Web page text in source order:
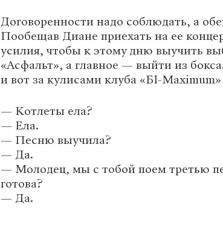
Договоренности надо соблюдать, а
Пообещав Диане приехать на ее
усилия, чтобы к этому дню выучить
«Асфальт», а главное — выйти из
и вот за кулисами клуба «Б1-Maximum»
— Котлеты ела?
— Ела.
— Песню выучила?
— Да.
— Молодец, мы с тобой поем третью
готова?
— Да.